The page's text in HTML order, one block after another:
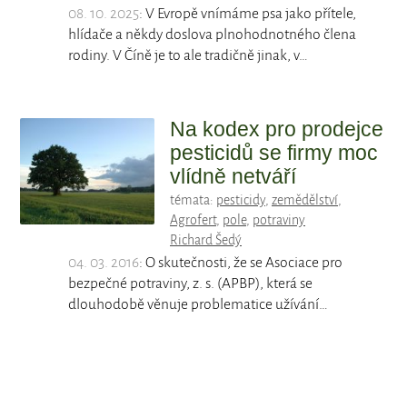
08. 10. 2025: V Evropě vnímáme psa jako přítele,
hlídače a někdy doslova plnohodnotného člena
rodiny. V Číně je to ale tradičně jinak, v…
Na kodex pro prodejce
pesticidů se firmy moc
vlídně netváří
témata: pesticidy, zemědělství,
Agrofert, pole, potraviny
Richard Šedý
04. 03. 2016: O skutečnosti, že se Asociace pro
bezpečné potraviny, z. s. (APBP), která se
dlouhodobě věnuje problematice užívání…